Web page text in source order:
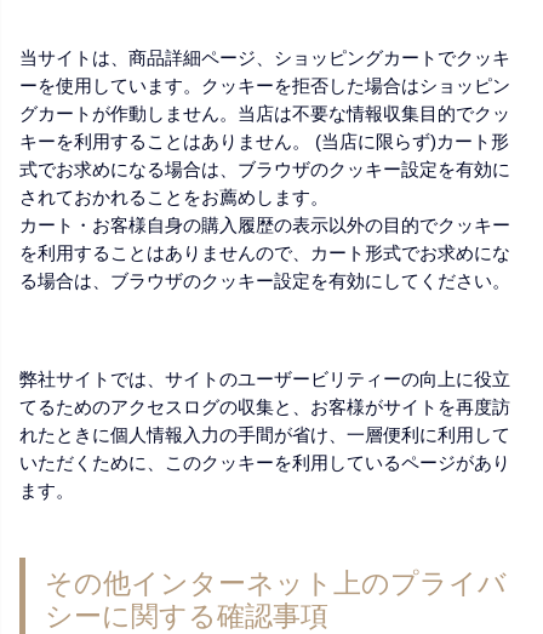
当サイトは、商品詳細ページ、ショッピングカートでクッキ
ーを使用しています。クッキーを拒否した場合はショッピン
グカートが作動しません。当店は不要な情報収集目的でクッ
キーを利用することはありません。 (当店に限らず)カート形
式でお求めになる場合は、ブラウザのクッキー設定を有効に
されておかれることをお薦めします。
カート・お客様自身の購入履歴の表示以外の目的でクッキー
を利用することはありませんので、カート形式でお求めにな
る場合は、ブラウザのクッキー設定を有効にしてください。
弊社サイトでは、サイトのユーザービリティーの向上に役立
てるためのアクセスログの収集と、お客様がサイトを再度訪
れたときに個人情報入力の手間が省け、一層便利に利用して
いただくために、このクッキーを利用しているページがあり
ます。
その他インターネット上のプライバ
シーに関する確認事項